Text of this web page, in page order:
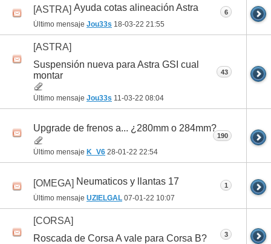
[ASTRA] Ayuda cotas alineación Astra
Último mensaje Jou33s 18-03-22 21:55
6
[ASTRA]
Suspensión nueva para Astra GSI cual
montar
Último mensaje Jou33s 11-03-22 08:04
43
Upgrade de frenos a... ¿280mm o 284mm?
Último mensaje K_V6 28-01-22 22:54
190
[OMEGA] Neumaticos y llantas 17
Último mensaje UZIELGAL 07-01-22 10:07
1
[CORSA]
Roscada de Corsa A vale para Corsa B?
3